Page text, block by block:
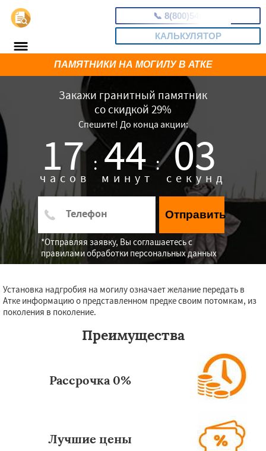
📞 8(800)5403465
КАЛЬКУЛЯТОР
Закажи гранитный памятник
со скидкой 29%
Спешите! До конца акции:
17 :
часов 44 :
минут 02
секунд
Отправить
*Отправляя заявку, Вы соглашаетесь с
правилами обработки персональных данных
ПАМЯТНИКИ НА МОГИЛУ В АТКЕ
Установка надгробия на могилу означает желание передать в
Атке информацию о представленном предке своим потомкам, из
поколения в поколение.
Преимущества
Рассрочка 0%
Лучшие цены